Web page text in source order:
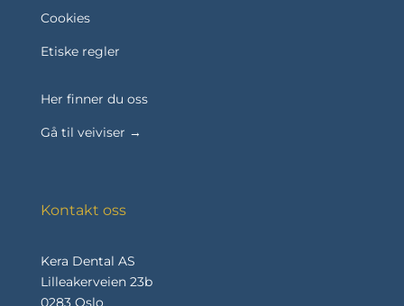
Cookies
Etiske regler
Her finner du oss
Gå til veiviser →
Kontakt oss
Kera Dental AS
Lilleakerveien 23b
0283 Oslo